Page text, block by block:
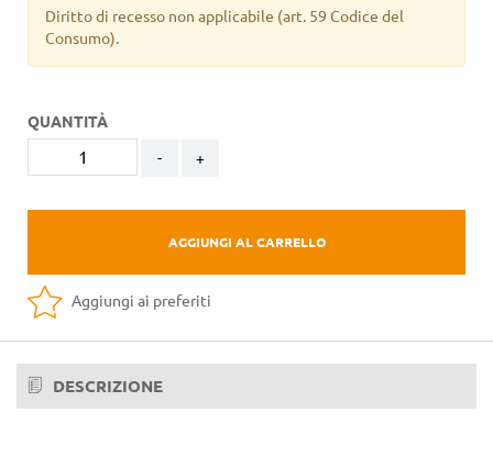
Diritto di recesso non applicabile (art. 59 Codice del
Consumo).
QUANTITÀ
- +
AGGIUNGI AL CARRELLO
Aggiungi ai preferiti
DESCRIZIONE